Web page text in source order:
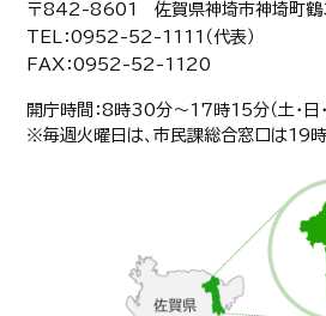
〒842-8601 佐賀県神埼市神埼町鶴
TEL：0952-52-1111（代表）
FAX：0952-52-1120
開庁時間：8時30分〜17時15分（土・日
※毎週火曜日は、市民課総合窓口は19時